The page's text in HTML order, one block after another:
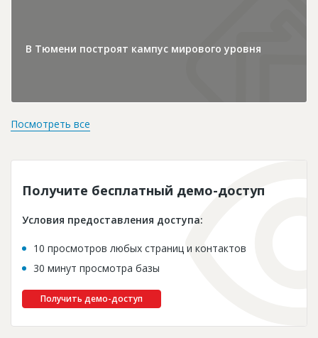
В Тюмени построят кампус мирового уровня
Посмотреть все
Получите бесплатный демо-доступ
Условия предоставления доступа:
10 просмотров любых страниц и контактов
30 минут просмотра базы
Получить демо-доступ